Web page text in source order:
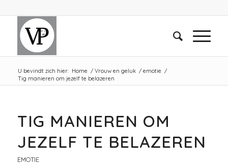
U bevindt zich hier: Home / Vrouw en geluk / emotie /
Tig manieren om jezelf te belazeren
TIG MANIEREN OM
JEZELF TE BELAZEREN
EMOTIE